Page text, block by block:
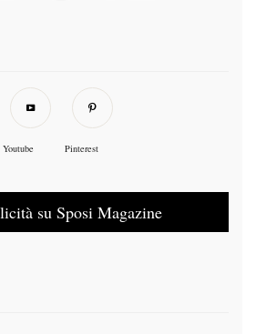
Youtube Pinterest
su Sposi Magazine